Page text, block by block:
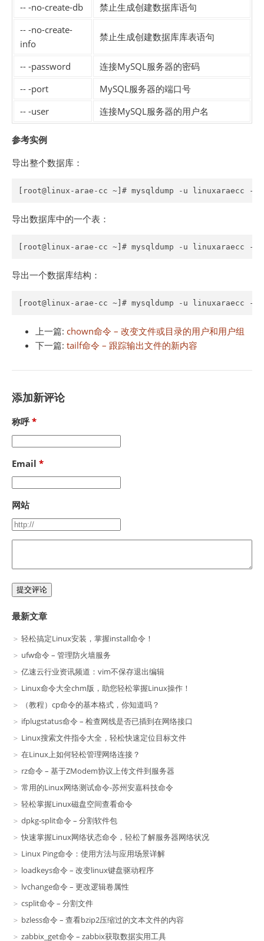
-- -no-create-db
禁止生成创建数据库语句
-- -no-create-
info
禁止生成创建数据库库表语句
-- -password
连接MySQL服务器的密码
-- -port
MySQL服务器的端口号
-- -user
连接MySQL服务器的用户名
参考实例
导出整个数据库：
[root@linux-arae-cc ~]# mysqldump -u linuxaraecc -
导出数据库中的一个表：
[root@linux-arae-cc ~]# mysqldump -u linuxaraecc -
导出一个数据库结构：
[root@linux-arae-cc ~]# mysqldump -u linuxaraecc -
上一篇: chown命令 – 改变文件或目录的用户和用户组
下一篇: tailf命令 – 跟踪输出文件的新内容
添加新评论
称呼
Email
网站
提交评论
最新文章
轻松搞定Linux安装，掌握install命令！
ufw命令 – 管理防火墙服务
亿速云行业资讯频道：vim不保存退出编辑
Linux命令大全chm版，助您轻松掌握Linux操作！
（教程）cp命令的基本格式，你知道吗？
ifplugstatus命令 – 检查网线是否已插到在网络接口
Linux搜索文件指令大全，轻松快速定位目标文件
在Linux上如何轻松管理网络连接？
rz命令 – 基于ZModem协议上传文件到服务器
常用的Linux网络测试命令-苏州安嘉科技命令
轻松掌握Linux磁盘空间查看命令
dpkg-split命令 – 分割软件包
快速掌握Linux网络状态命令，轻松了解服务器网络状况
Linux Ping命令：使用方法与应用场景详解
loadkeys命令 – 改变linux键盘驱动程序
lvchange命令 – 更改逻辑卷属性
csplit命令 – 分割文件
bzless命令 – 查看bzip2压缩过的文本文件的内容
zabbix_get命令 – zabbix获取数据实用工具